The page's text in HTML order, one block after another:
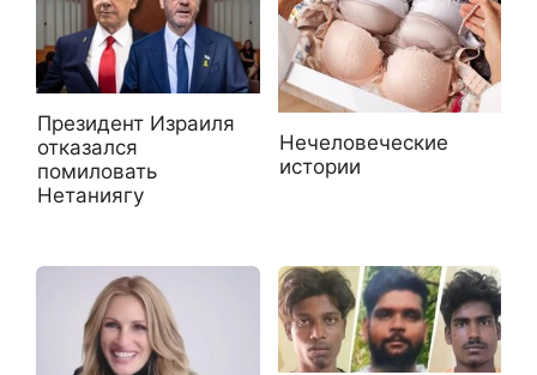
Президент Израиля
отказался
помиловать
Нетаниягу
Нечеловеческие
истории